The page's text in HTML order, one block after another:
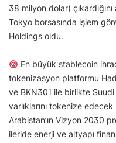
38 milyon dolar) çıkardığını
Tokyo borsasında işlem
Holdings oldu.
En büyük stablecoin
tokenizasyon platformu
ve BKN301 ile birlikte
varlıklarını tokenize
Arabistan’ın Vizyon 2030
ileride enerji ve altyapı